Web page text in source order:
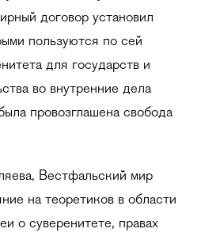
договор установил
пользуются по сей
для государств и
во внутренние дела
провозглашена свобода
Вестфальский мир
на теоретиков в области
о суверенитете, правах